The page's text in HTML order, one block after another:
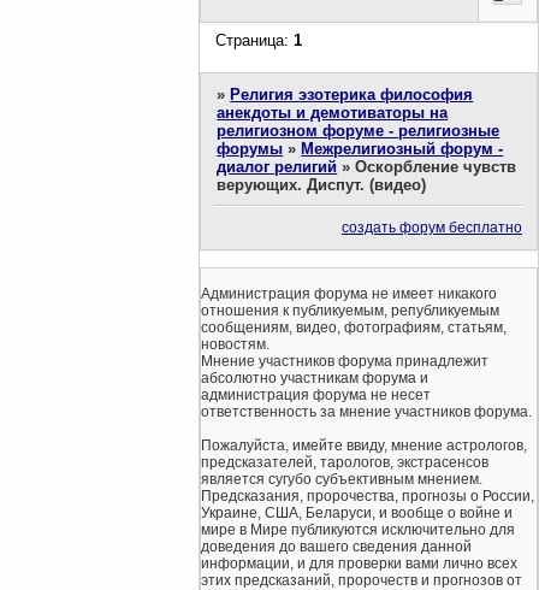
Страница:1
» Религия эзотерика философия
анекдоты и демотиваторы на
религиозном форуме - религиозные
форумы » Межрелигиозный форум -
диалог религий »Оскорбление чувств
верующих. Диспут. (видео)
создать форум бесплатно
Администрация форума не имеет никакого
отношения к публикуемым, републикуемым
сообщениям, видео, фотографиям, статьям,
новостям.
Мнение участников форума принадлежит
абсолютно участникам форума и
администрация форума не несет
ответственность за мнение участников форума.
Пожалуйста, имейте ввиду, мнение астрологов,
предсказателей, тарологов, экстрасенсов
является сугубо субъективным мнением.
Предсказания, пророчества, прогнозы о России,
Украине, США, Беларуси, и вообще о войне и
мире в Мире публикуются исключительно для
доведения до вашего сведения данной
информации, и для проверки вами лично всех
этих предсказаний, пророчеств и прогнозов от